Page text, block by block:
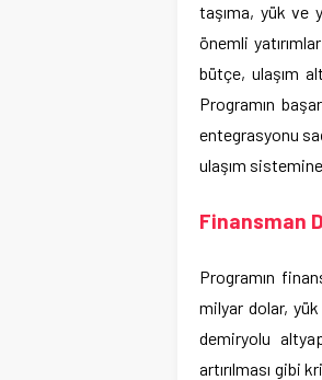
taşıma, yük ve
önemli
bütçe, ulaşım
Programın
entegrasyonu
ulaşım
Finansman
Programın
milyar dolar, yük
demiryolu
artırılması gibi